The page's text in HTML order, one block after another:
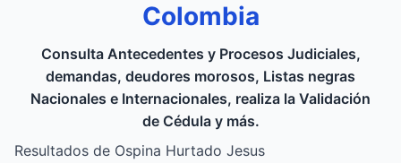
Colombia
Consulta Antecedentes y Procesos Judiciales,
demandas, deudores morosos, Listas negras
Nacionales e Internacionales, realiza la Validación
de Cédula y más.
Resultados de Ospina Hurtado Jesus